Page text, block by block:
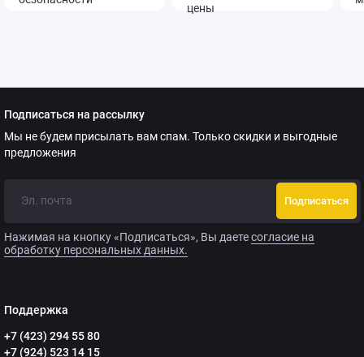
Подписаться на рассылку
Мы не будем присылать вам спам. Только скидки и выгодные
предложения
Подписаться
Нажимая на кнопку «Подписаться», Вы даетесогласие на
обработку персональных данных.
Поддержка
+7 (423) 294 55 80
+7 (924) 523 14 15